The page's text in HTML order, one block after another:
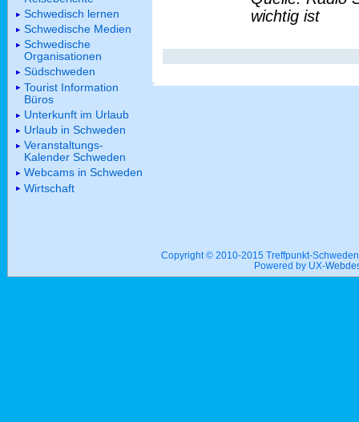
wichtig ist
Schwedisch lernen
Schwedische Medien
Schwedische
Organisationen
Südschweden
Tourist Information
Büros
Unterkunft im Urlaub
Urlaub in Schweden
Veranstaltungs-
Kalender Schweden
Webcams in Schweden
Wirtschaft
Copyright © 2010-2015 Treffpunkt-
Powered by UX-